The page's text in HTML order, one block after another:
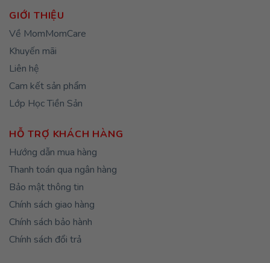
GIỚI THIỆU
Về MomMomCare
Khuyến mãi
Liên hệ
Cam kết sản phẩm
Lớp Học Tiền Sản
HỖ TRỢ KHÁCH HÀNG
Hướng dẫn mua hàng
Thanh toán qua ngân hàng
Bảo mật thông tin
Chính sách giao hàng
Chính sách bảo hành
Chính sách đổi trả